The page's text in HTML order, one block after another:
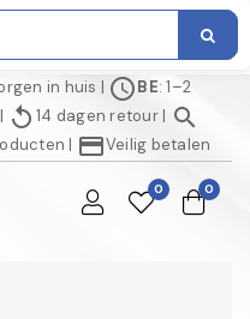
in huis | scheduleBE: 1–2
| replay 14 dagen retour| search
| credit_cardVeilig betalen
0 0